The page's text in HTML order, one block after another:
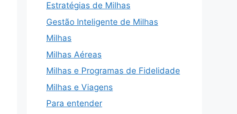
Estratégias de Milhas
Gestão Inteligente de Milhas
Milhas
Milhas Aéreas
Milhas e Programas de Fidelidade
Milhas e Viagens
Para entender